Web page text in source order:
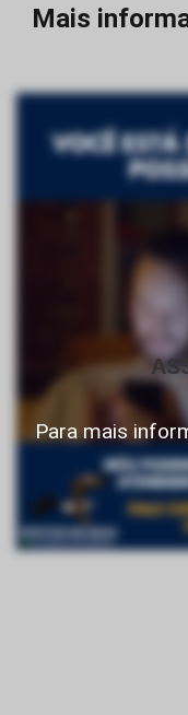
Mais
Para mais